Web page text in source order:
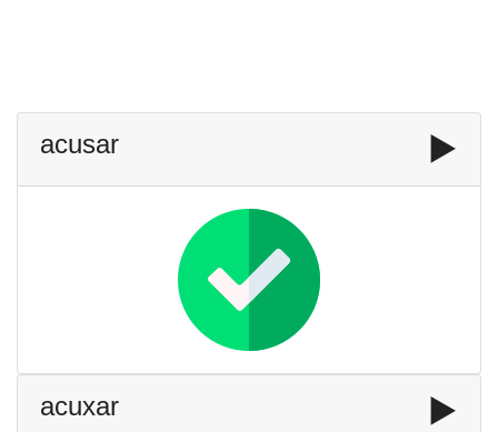
acusar ▶️
acuxar ▶️